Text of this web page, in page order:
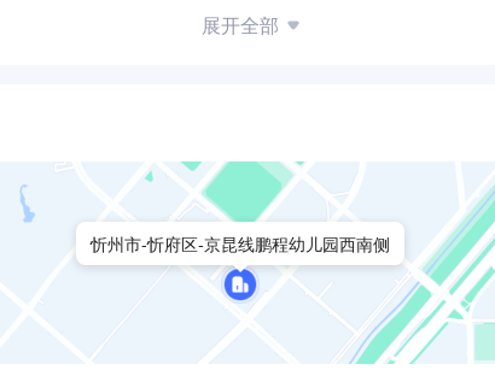
展开全部
忻州市-忻府区-京昆线鹏程幼儿园西南侧